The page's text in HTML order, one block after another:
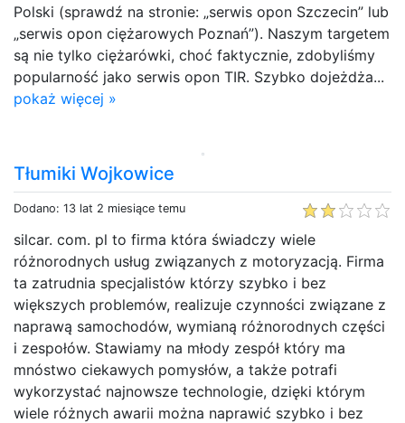
Polski (sprawdź na stronie: „serwis opon Szczecin” lub
„serwis opon ciężarowych Poznań”). Naszym targetem
są nie tylko ciężarówki, choć faktycznie, zdobyliśmy
popularność jako serwis opon TIR. Szybko dojeżdża...
pokaż więcej »
Tłumiki Wojkowice
Dodano: 13 lat 2 miesiące temu
silcar. com. pl to firma która świadczy wiele
różnorodnych usług związanych z motoryzacją. Firma
ta zatrudnia specjalistów którzy szybko i bez
większych problemów, realizuje czynności związane z
naprawą samochodów, wymianą różnorodnych części
i zespołów. Stawiamy na młody zespół który ma
mnóstwo ciekawych pomysłów, a także potrafi
wykorzystać najnowsze technologie, dzięki którym
wiele różnych awarii można naprawić szybko i bez